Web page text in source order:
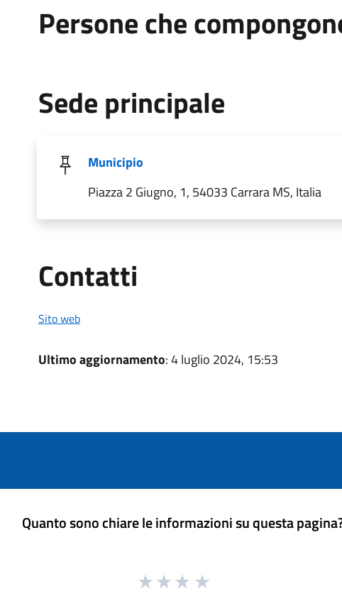
Persone che
Sede principale
Municipio
Piazza 2 Giugno, 1, 54033 Carrara MS, Italia
Contatti
Sito web
Ultimo aggiornamento: 4 luglio 2024, 15:53
Quanto sono chiare le informazioni su questa